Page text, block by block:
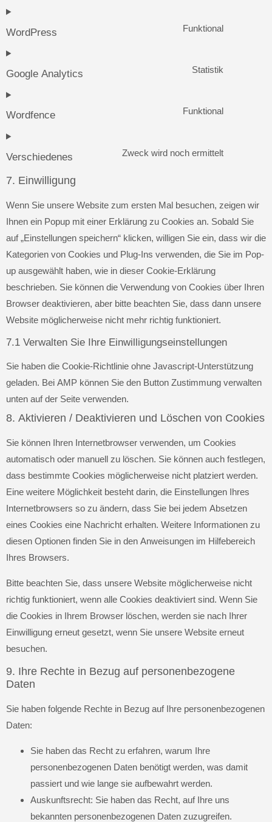
WordPress Funktional
Google Analytics Statistik
Wordfence Funktional
Verschiedenes Zweck wird noch ermittelt
7. Einwilligung
Wenn Sie unsere Website zum ersten Mal besuchen, zeigen wir
Ihnen ein Popup mit einer Erklärung zu Cookies an. Sobald Sie
auf „Einstellungen speichern“ klicken, willigen Sie ein, dass wir die
Kategorien von Cookies und Plug-Ins verwenden, die Sie im Pop-
up ausgewählt haben, wie in dieser Cookie-Erklärung
beschrieben. Sie können die Verwendung von Cookies über Ihren
Browser deaktivieren, aber bitte beachten Sie, dass dann unsere
Website möglicherweise nicht mehr richtig funktioniert.
7.1 Verwalten Sie Ihre Einwilligungseinstellungen
Sie haben die Cookie-Richtlinie ohne Javascript-Unterstützung
geladen. Bei AMP können Sie den Button Zustimmung verwalten
unten auf der Seite verwenden.
8. Aktivieren / Deaktivieren und Löschen von Cookies
Sie können Ihren Internetbrowser verwenden, um Cookies
automatisch oder manuell zu löschen. Sie können auch festlegen,
dass bestimmte Cookies möglicherweise nicht platziert werden.
Eine weitere Möglichkeit besteht darin, die Einstellungen Ihres
Internetbrowsers so zu ändern, dass Sie bei jedem Absetzen
eines Cookies eine Nachricht erhalten. Weitere Informationen zu
diesen Optionen finden Sie in den Anweisungen im Hilfebereich
Ihres Browsers.
Bitte beachten Sie, dass unsere Website möglicherweise nicht
richtig funktioniert, wenn alle Cookies deaktiviert sind. Wenn Sie
die Cookies in Ihrem Browser löschen, werden sie nach Ihrer
Einwilligung erneut gesetzt, wenn Sie unsere Website erneut
besuchen.
9. Ihre Rechte in Bezug auf personenbezogene
Daten
Sie haben folgende Rechte in Bezug auf Ihre personenbezogenen
Daten:
Sie haben das Recht zu erfahren, warum Ihre
personenbezogenen Daten benötigt werden, was damit
passiert und wie lange sie aufbewahrt werden.
Auskunftsrecht: Sie haben das Recht, auf Ihre uns
bekannten personenbezogenen Daten zuzugreifen.